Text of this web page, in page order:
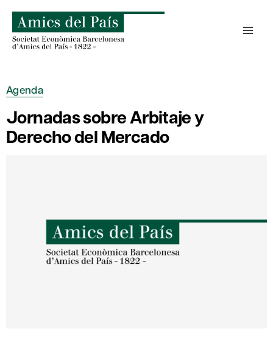
contenido
Agenda
Jornadas sobre Arbitaje y
Derecho del Mercado